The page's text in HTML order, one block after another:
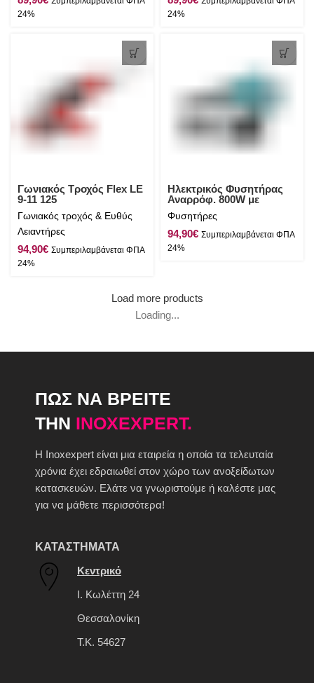
Γωνιακός Τροχός Flex LE
9-11 125
Γωνιακός τροχός & Ευθύς
Λειαντήρες
€
Ηλεκτρικός Φυσητήρας
Αναρρόφ. 800W με
Ρύθμιση Έντασης Total
Φυσητήρες
€
Load more products
Loading...
ΠΩΣ ΝΑ ΒΡΕΙΤΕ
ΤΗΝ INOXEXPERT.
H Inoxexpert είναι μια εταιρεία η οποία τα τελευταία
χρόνια έχει εδραιωθεί στον χώρο των ανοξείδωτων
κατασκευών. Ελάτε να γνωριστούμε ή καλέστε μας
για να μάθετε περισσότερα!
ΚΑΤΑΣΤΗΜΑΤΑ
Κεντρικό
Ι. Κωλέττη 24
Θεσσαλονίκη
Τ.Κ. 54627